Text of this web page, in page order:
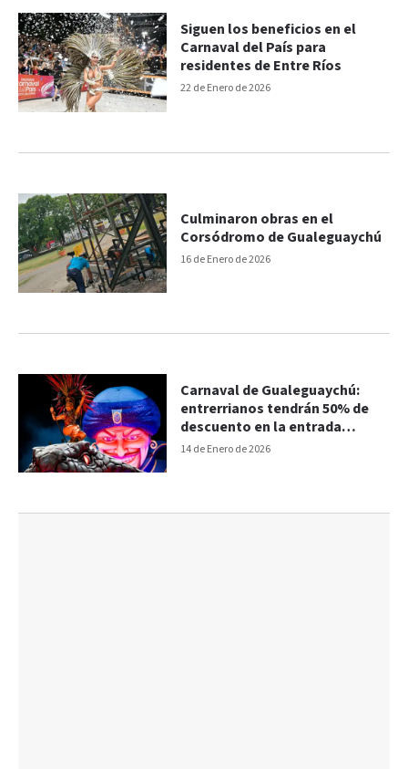
22 de Enero de 2026
Siguen los beneficios en el
Carnaval del País para
residentes de Entre Ríos
16 de Enero de 2026
Culminaron obras en el
Corsódromo de Gualeguaychú
14 de Enero de 2026
Carnaval de Gualeguaychú:
entrerrianos tendrán 50% de
descuento en la entrada
general este fin de semana